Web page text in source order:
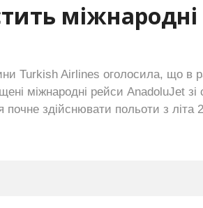
Turkish Airlines оголосила, що в
міжнародні рейси AnadoluJet зі
здійснювати польоти з літа